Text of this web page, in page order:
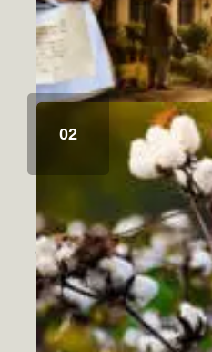
ਭਲੇ ਦਿਨਾਂ ਦੀਆਂ ਗੱਲਾਂ-(1)
August 7, 2026